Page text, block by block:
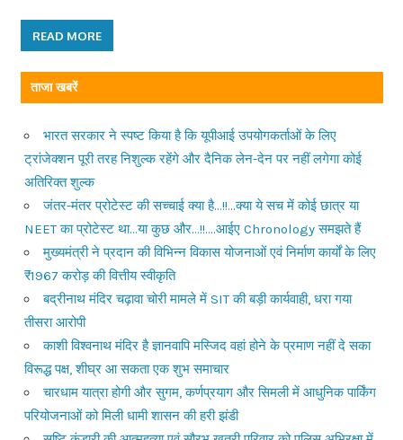
READ MORE
ताजा खबरें
भारत सरकार ने स्पष्ट किया है कि यूपीआई उपयोगकर्ताओं के लिए
ट्रांजेक्शन पूरी तरह निशुल्क रहेंगे और दैनिक लेन-देन पर नहीं लगेगा कोई
अतिरिक्त शुल्क
जंतर-मंतर प्रोटेस्ट की सच्चाई क्या है…!!…क्या ये सच में कोई छात्र या
NEET का प्रोटेस्ट था…या कुछ और…!!….आईए Chronology समझते हैं
मुख्यमंत्री ने प्रदान की विभिन्न विकास योजनाओं एवं निर्माण कार्यों के लिए
₹1967 करोड़ की वित्तीय स्वीकृति
बद्रीनाथ मंदिर चढ़ावा चोरी मामले में SIT की बड़ी कार्यवाही, धरा गया
तीसरा आरोपी
काशी विश्वनाथ मंदिर है ज्ञानवापि मस्जिद वहां होने के प्रमाण नहीं दे सका
विरूद्ध पक्ष, शीघ्र आ सकता एक शुभ समाचार
चारधाम यात्रा होगी और सुगम, कर्णप्रयाग और सिमली में आधुनिक पार्किंग
परियोजनाओं को मिली धामी शासन की हरी झंडी